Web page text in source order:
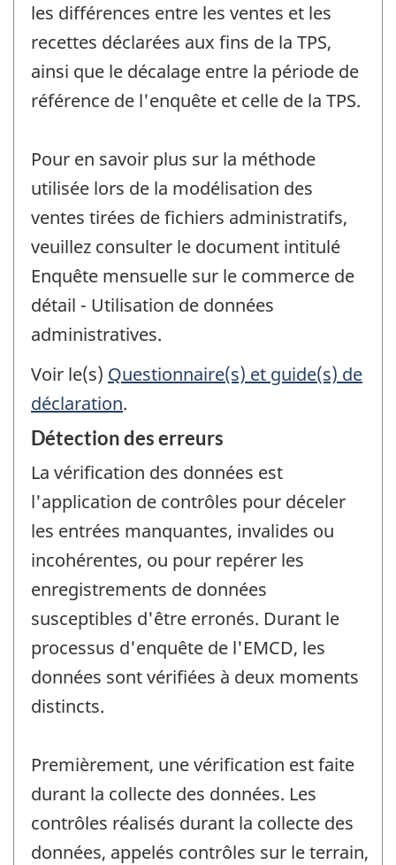
les différences entre les ventes et les
recettes déclarées aux fins de la TPS,
ainsi que le décalage entre la période de
référence de l'enquête et celle de la TPS.
Pour en savoir plus sur la méthode
utilisée lors de la modélisation des
ventes tirées de fichiers administratifs,
veuillez consulter le document intitulé
Enquête mensuelle sur le commerce de
détail - Utilisation de données
administratives.
Voir le(s) Questionnaire(s) et guide(s) de
déclaration.
Détection des erreurs
La vérification des données est
l'application de contrôles pour déceler
les entrées manquantes, invalides ou
incohérentes, ou pour repérer les
enregistrements de données
susceptibles d'être erronés. Durant le
processus d'enquête de l'EMCD, les
données sont vérifiées à deux moments
distincts.
Premièrement, une vérification est faite
durant la collecte des données. Les
contrôles réalisés durant la collecte des
données, appelés contrôles sur le terrain,